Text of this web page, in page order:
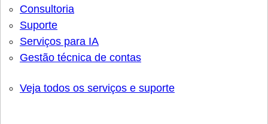
Consultoria
Suporte
Serviços para IA
Gestão técnica de contas
Veja todos os serviços e suporte